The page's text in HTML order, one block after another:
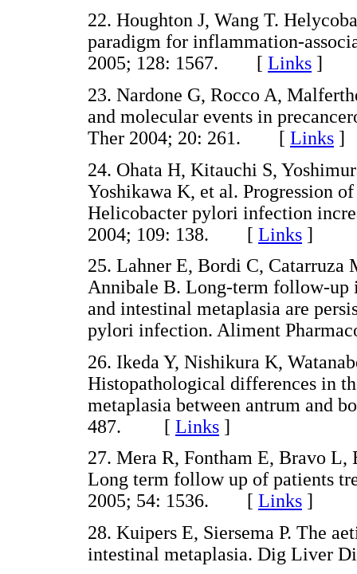
22. Houghton J, Wang T.
paradigm for inflammation-
2005; 128: 1567. [ Links ]
23. Nardone G, Rocco A,
and molecular events in
Ther 2004; 20: 261. [ Links ]
24. Ohata H, Kitauchi S,
Yoshikawa K, et al. Progression
Helicobacter pylori infection
2004; 109: 138. [ Links ]
25. Lahner E, Bordi C,
Annibale B. Long-term follow-up
and intestinal metaplasia are
pylori infection. Aliment
26. Ikeda Y, Nishikura K,
Histopathological differences in
metaplasia between antrum and
487. [ Links ]
27. Mera R, Fontham E, Bravo L,
Long term follow up of patients
2005; 54: 1536. [ Links ]
28. Kuipers E, Siersema P. The
intestinal metaplasia. Dig